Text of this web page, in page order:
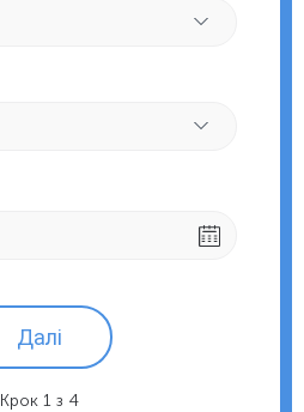
Далі
Крок 1 з 4